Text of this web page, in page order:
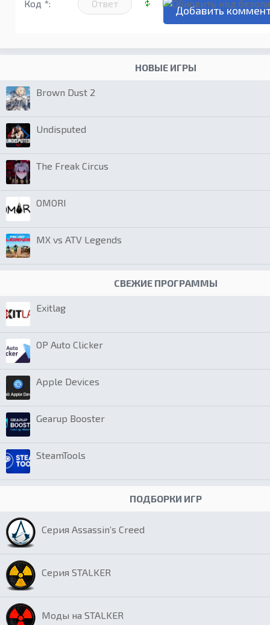
Код *:
НОВЫЕ ИГРЫ
Brown Dust 2
Undisputed
The Freak Circus
OMORI
MX vs ATV Legends
СВЕЖИЕ ПРОГРАММЫ
Exitlag
OP Auto Clicker
Apple Devices
Gearup Booster
SteamTools
ПОДБОРКИ ИГР
Серия Assassin’s Creed
Серия STALKER
Моды на STALKER